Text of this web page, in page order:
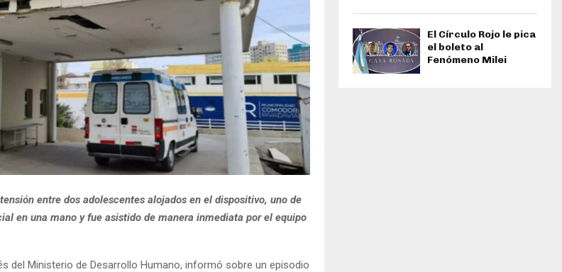
entre dos adolescentes alojados en el dispositivo, uno de
en una mano y fue asistido de manera inmediata por el equipo
del Ministerio de Desarrollo Humano, informó sobre un episodio
El Círculo Rojo le pica
el boleto al
Fenómeno Milei